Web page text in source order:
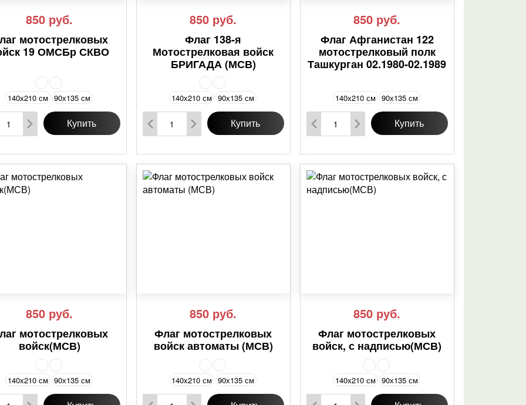
850 руб.
мотострелковых
19 ОМСБр СКВО
140х210 см 90х135 см
Купить
850 руб.
Флаг 138-я
Мотострелковая войск
БРИГАДА (МСВ)
140х210 см 90х135 см
Купить
850 руб.
Флаг Афганистан 122
мотострелковый полк
Ташкурган 02.1980-02.1989
140х210 см 90х135 см
Купить
850 руб.
мотострелковых
войск(МСВ)
140х210 см 90х135 см
850 руб.
Флаг мотострелковых
войск автоматы (МСВ)
140х210 см 90х135 см
850 руб.
Флаг мотострелковых
войск, с надписью(МСВ)
140х210 см 90х135 см